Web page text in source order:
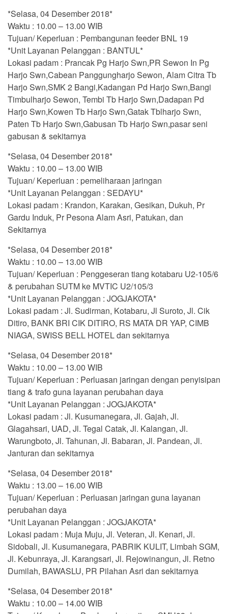
*Selasa, 04 Desember 2018*
Waktu : 10.00 – 13.00 WIB
Tujuan/ Keperluan : Pembangunan feeder BNL 19
*Unit Layanan Pelanggan : BANTUL*
Lokasi padam : Prancak Pg Harjo Swn,PR Sewon In Pg
Harjo Swn,Cabean Panggungharjo Sewon, Alam Citra Tb
Harjo Swn,SMK 2 Bangi,Kadangan Pd Harjo Swn,Bangi
Timbulharjo Sewon, Tembi Tb Harjo Swn,Dadapan Pd
Harjo Swn,Kowen Tb Harjo Swn,Gatak Tblharjo Swn,
Paten Tb Harjo Swn,Gabusan Tb Harjo Swn,pasar seni
gabusan & sekitarnya
*Selasa, 04 Desember 2018*
Waktu : 10.00 – 13.00 WIB
Tujuan/ Keperluan : pemeliharaan jaringan
*Unit Layanan Pelanggan : SEDAYU*
Lokasi padam : Krandon, Karakan, Gesikan, Dukuh, Pr
Gardu Induk, Pr Pesona Alam Asri, Patukan, dan
Sekitarnya
*Selasa, 04 Desember 2018*
Waktu : 10.00 – 13.00 WIB
Tujuan/ Keperluan : Penggeseran tiang kotabaru U2-105/6
& perubahan SUTM ke MVTIC U2/105/3
*Unit Layanan Pelanggan : JOGJAKOTA*
Lokasi padam : Jl. Sudirman, Kotabaru, Jl Suroto, Jl. Cik
Ditiro, BANK BRI CIK DITIRO, RS MATA DR YAP, CIMB
NIAGA, SWISS BELL HOTEL dan sekitarnya
*Selasa, 04 Desember 2018*
Waktu : 10.00 – 13.00 WIB
Tujuan/ Keperluan : Perluasan jaringan dengan penyisipan
tiang & trafo guna layanan perubahan daya
*Unit Layanan Pelanggan : JOGJAKOTA*
Lokasi padam : Jl. Kusumanegara, Jl. Gajah, Jl.
Glagahsari, UAD, Jl. Tegal Catak, Jl. Kalangan, Jl.
Warungboto, Jl. Tahunan, Jl. Babaran, Jl. Pandean, Jl.
Janturan dan sekitarnya
*Selasa, 04 Desember 2018*
Waktu : 13.00 – 16.00 WIB
Tujuan/ Keperluan : Perluasan jaringan guna layanan
perubahan daya
*Unit Layanan Pelanggan : JOGJAKOTA*
Lokasi padam : Muja Muju, Jl. Veteran, Jl. Kenari, Jl.
Sidobali, Jl. Kusumanegara, PABRIK KULIT, Limbah SGM,
Jl. Kebunraya, Jl. Karangsari, Jl. Rejowinangun, Jl. Retno
Dumilah, BAWASLU, PR Pilahan Asri dan sekitarnya
*Selasa, 04 Desember 2018*
Waktu : 10.00 – 14.00 WIB